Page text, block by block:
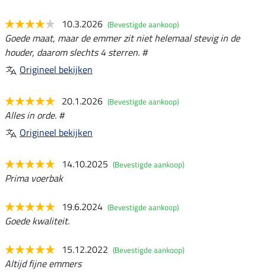
10.3.2026 (Bevestigde aankoop)
Goede maat, maar de emmer zit niet helemaal stevig in de
houder, daarom slechts 4 sterren. #
Origineel bekijken
20.1.2026 (Bevestigde aankoop)
Alles in orde. #
Origineel bekijken
14.10.2025 (Bevestigde aankoop)
Prima voerbak
19.6.2024 (Bevestigde aankoop)
Goede kwaliteit.
15.12.2022 (Bevestigde aankoop)
Altijd fijne emmers